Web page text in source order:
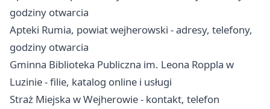
godziny otwarcia
Apteki Rumia, powiat wejherowski - adresy, telefony,
godziny otwarcia
Gminna Biblioteka Publiczna im. Leona Roppla w
Luzinie - filie, katalog online i usługi
Straż Miejska w Wejherowie - kontakt, telefon